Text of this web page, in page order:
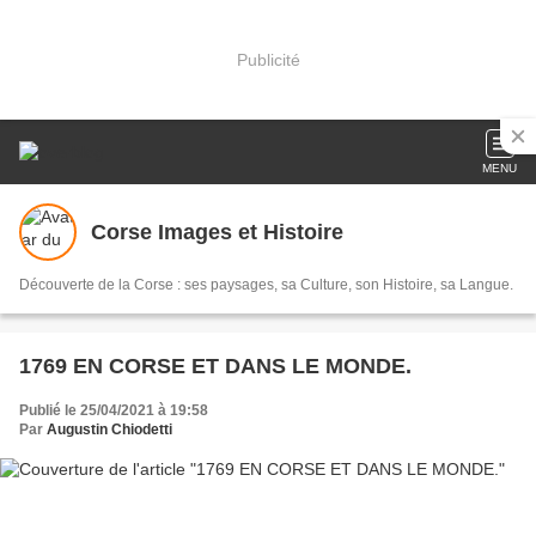
Publicité
MENU
Corse Images et Histoire
Découverte de la Corse : ses paysages, sa Culture, son Histoire, sa Langue.
1769 EN CORSE ET DANS LE MONDE.
Publié le 25/04/2021 à 19:58
Par Augustin Chiodetti